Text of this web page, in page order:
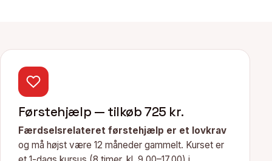
Førstehjælp — tilkøb 725 kr.
Færdselsrelateret førstehjælp er et lovkrav
og må højst være 12 måneder gammelt. Kurset er